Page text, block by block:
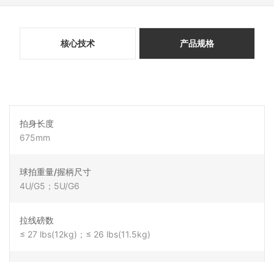
核心技术 产品规格
拍身长度
675mm
球拍重量/握柄尺寸
4U/G5；5U/G6
拉线磅数
≤ 27 lbs(12kg)；≤ 26 lbs(11.5kg)